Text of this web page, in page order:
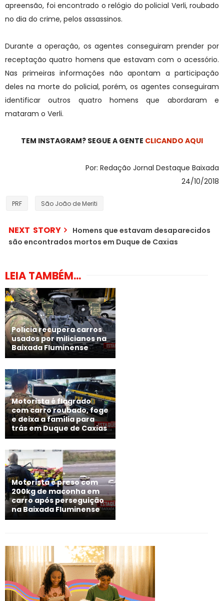
apreensão, foi encontrado o relógio do policial Verli, roubado
no dia do crime, pelos assassinos.
Durante a operação, os agentes conseguiram prender por
receptação quatro homens que estavam com o acessório.
Nas primeiras informações não apontam a participação
deles na morte do policial, porém, os agentes conseguiram
identificar outros quatro homens que abordaram e
mataram o Verli.
TEM INSTAGRAM? SEGUE A GENTE CLICANDO AQUI
Por: Redação Jornal Destaque Baixada
24/10/2018
PRF São João de Meriti
NEXT STORY
Homens que estavam desaparecidos
são encontrados mortos em Duque de Caxias
LEIA TAMBÉM...
Polícia recupera carros
usados por milicianos na
Baixada Fluminense
Motorista é flagrado
com carro roubado, foge
e deixa a família para
trás em Duque de Caxias
Motorista é preso com
200kg de maconha em
carro após perseguição
na Baixada Fluminense